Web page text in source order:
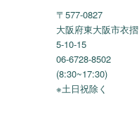
〒577-0827
大阪府東大阪市衣摺
5-10-15
06-6728-8502
(8:30~17:30)
※土日祝除く